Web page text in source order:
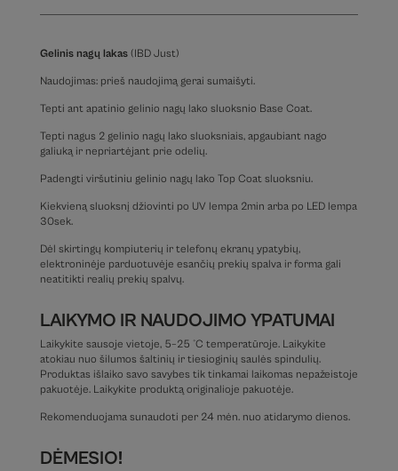
Gelinis nagų lakas(IBD Just)
Naudojimas: prieš naudojimą gerai sumaišyti.
Tepti ant apatinio gelinio nagų lako sluoksnio Base Coat.
Tepti nagus 2 gelinio nagų lako sluoksniais, apgaubiant nago
galiuką ir nepriartėjant prie odelių.
Padengti viršutiniu gelinio nagų lako Top Coat sluoksniu.
Kiekvieną sluoksnį džiovinti po UV lempa 2min arba po LED lempa
30sek.
Dėl skirtingų kompiuterių ir telefonų ekranų ypatybių,
elektroninėje parduotuvėje esančių prekių spalva ir forma gali
neatitikti realių prekių spalvų.
LAIKYMO IR NAUDOJIMO YPATUMAI
Laikykite sausoje vietoje, 5–25 °C temperatūroje. Laikykite
atokiau nuo šilumos šaltinių ir tiesioginių saulės spindulių.
Produktas išlaiko savo savybes tik tinkamai laikomas nepažeistoje
pakuotėje. Laikykite produktą originalioje pakuotėje.
Rekomenduojama sunaudoti per 24 mėn. nuo atidarymo dienos.
DĖMESIO!